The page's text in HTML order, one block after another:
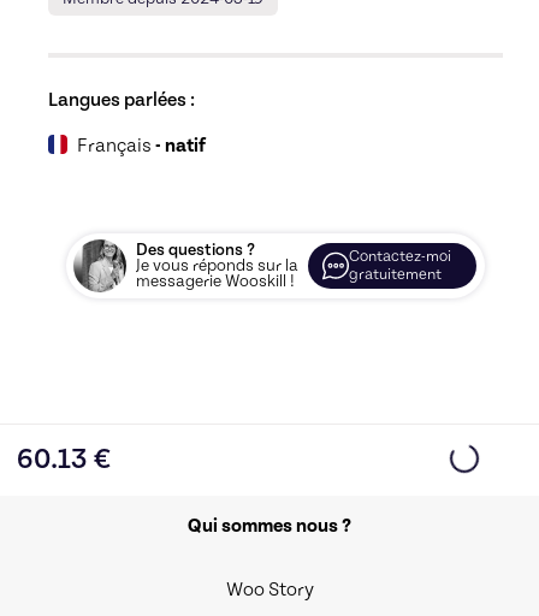
Langues parlées :
Français - natif
Des questions ?
Je vous réponds sur la
messagerie Wooskill !
Contactez-moi
gratuitement
60.13 €
Qui sommes nous ?
Woo Story